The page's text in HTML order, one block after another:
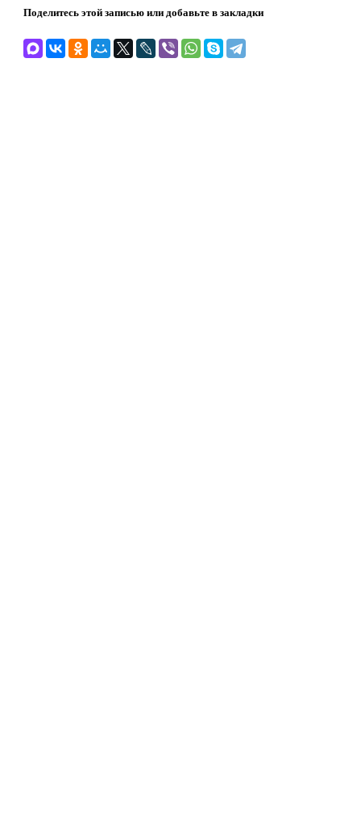
Поделитесь этой записью или добавьте в закладки